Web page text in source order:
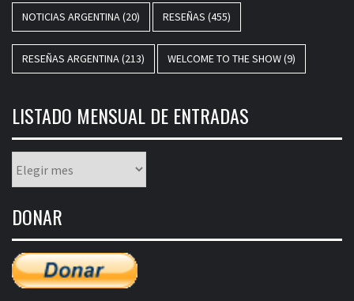
NOTICIAS ARGENTINA(20) RESEÑAS (455)
RESEÑAS ARGENTINA(213) WELCOME TO THE SHOW(9)
LISTADO MENSUAL DE ENTRADAS
mensual
entradas
DONAR